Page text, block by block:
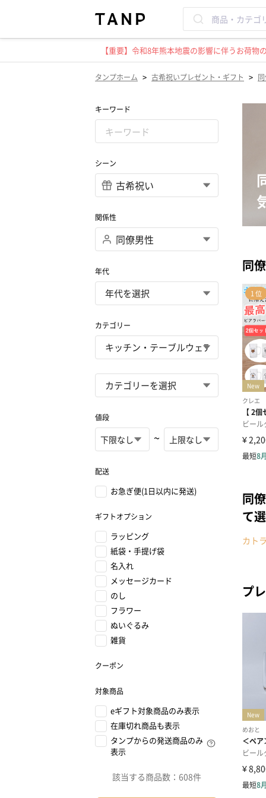
【重要】令和8年熊本地震の影響に伴うお荷
タンプホーム > 古希祝いプレゼント・ギフト >
キーワード
シーン
関係性
年代
カテゴリー
値段
~
配送
お急ぎ便(1日以内に発送)
ギフトオプション
ラッピング
紙袋・手提げ袋
名入れ
メッセージカード
のし
フラワー
ぬいぐるみ
雑貨
クーポン
対象商品
eギフト対象商品のみ表示
在庫切れ商品も表示
タンプからの発送商品のみ
表示
該当する商品数： 608件
同
同
て
カト
プ